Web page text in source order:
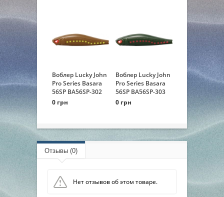
Воблер Lucky John
Pro Series Basara
56SP BA56SP-302
0 грн
Воблер Lucky John
Pro Series Basara
56SP BA56SP-303
0 грн
Отзывы (0)
Нет отзывов об этом товаре.